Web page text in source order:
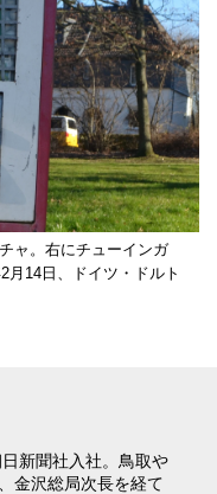
ャ。右にチューインガ
月14日、ドイツ・ドルト
新聞社入社。鳥取や
金沢総局次長を経て